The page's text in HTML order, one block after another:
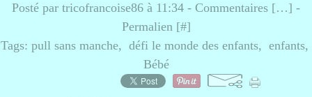
Posté par tricofrancoise86 à 11:34 - Commentaires […] -
Permalien [#]
Tags: pull sans manche, défi le monde des enfants, enfants,
Bébé